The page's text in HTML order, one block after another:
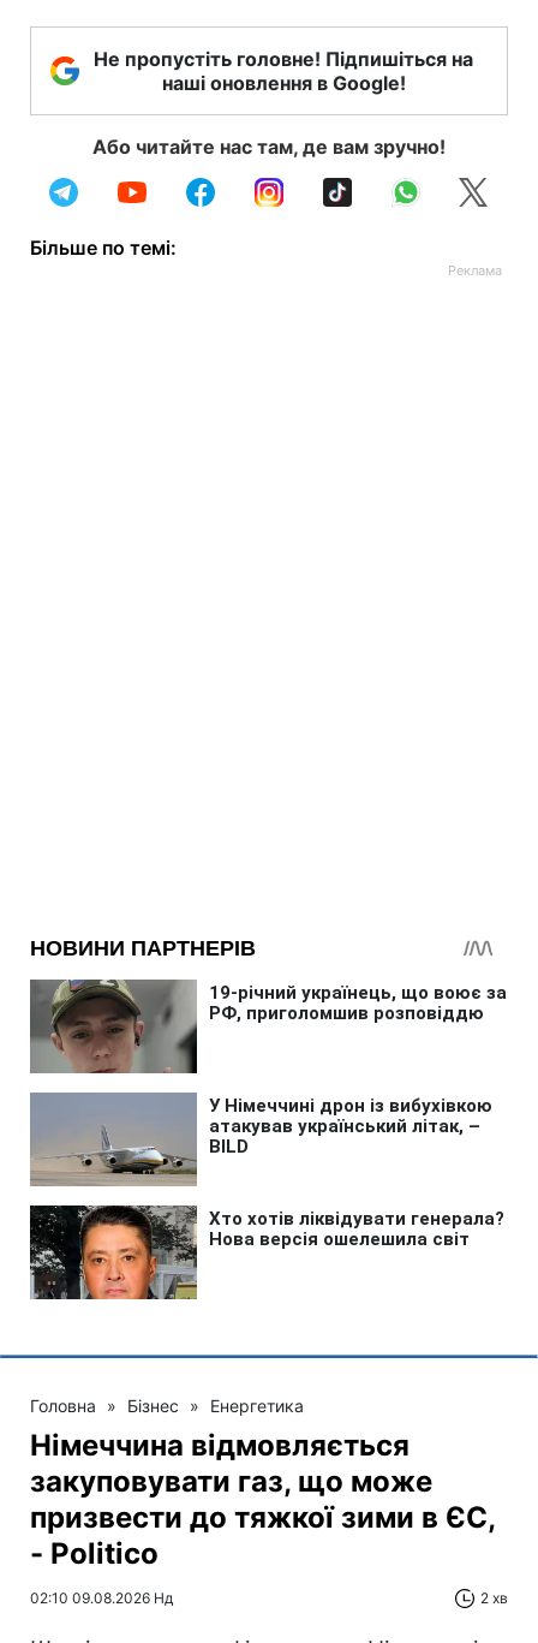
Не пропустіть головне! Підпишіться на
наші оновлення в Google!
Або читайте нас там, де вам зручно!
Більше по темі:
Головна » Бізнес » Енергетика
Німеччина відмовляється
закуповувати газ, що може
призвести до тяжкої зими в ЄС,
- Politico
02:10 09.08.2026 Нд 2 хв